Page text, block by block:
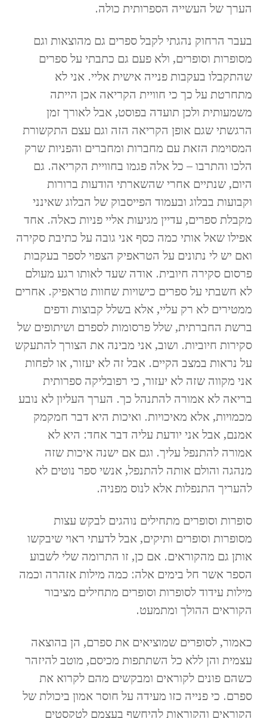
הערך של העשייה הספרותית כולה.
בעבר הרחוק נהגתי לקבל ספרים גם מהוצאות וגם
מסופרות וסופרים, ולא פעם גם כתבתי על ספרים
שהתקבלו בעקבות פנייה אישית אליי. אני לא
מתחרטת על כך כי חוויית הקריאה אכן הייתה
משמעותית ולכן תועדה בפוסט, אבל לאורך זמן
הרגשתי שגם אופן הקריאה הזה וגם עצם התקשורת
המסוימת הזאת עם מחברות ומחברים והפניות שרק
הלכו והתרבו – כל אלה פגמו בחוויית הקריאה. גם
היום, שנתיים אחרי שהשארתי הודעות ברורות
וקבועות בבלוג ובעמוד הפייסבוק של הבלוג שאינני
מקבלת ספרים, עדיין מגיעות אליי פניות כאלה. אחד
אפילו שאל אותי כמה כסף אני גובה על כתיבת סקירה
ואם יש לי נתונים על הטראפיק הצפוי לספר בעקבות
פרסום סקירה חיובית. אודה שעד לאותו רגע מעולם
לא חשבתי על ספרים כישויות שחוות טראפיק. אחרים
ממטירים לא רק עליי, אלא בשלל קבוצות ודפים
ברשת החברתית, שלל פרסומות לספרם ושיתופים של
סקירות חיוביות. ושוב, אני מבינה את הצורך להתעקש
על נראות במצב הקיים. אבל זה לא יעזור, או לפחות
אני מקווה שזה לא יעזור, כי רפובליקה ספרותית
בריאה לא אמורה להתנהל כך. הערך העליון לא נובע
מכמויות, אלא מאיכויות. ואיכות היא דבר חמקמק
אמנם, אבל אני יודעת עליה דבר אחד: היא לא
אמורה להתנפל עליך. וגם אם ישנה איכות שזה
מנהגה והולם אותה להתנפל, אנשי ספר נוטים לא
להעריך התנפלות אלא לנוס מפניה.
סופרות וסופרים מתחילים נוהגים לבקש עצות
מסופרות וסופרים ותיקים, אבל לדעתי ראוי שיבקשו
אותן גם מהקוראים. אם כן, זו התרומה שלי לשבוע
הספר אשר חל בימים אלה: כמה מילות אזהרה וכמה
מילות עידוד לסופרות וסופרים מתחילים מציבור
הקוראים ההולך ומתמעט.
כאמור, לסופרים שמוציאים את ספרם, הן בהוצאה
עצמית והן ללא כל השתתפות מכיסם, מוטב להיזהר
כשהם פונים לקוראים ומבקשים מהם לקרוא את
ספרם. כי פנייה כזו מעידה על חוסר אמון ביכולת של
הקוראים והקוראות להיחשף בעצמם לטקסטים